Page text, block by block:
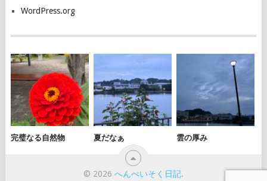
WordPress.org
完璧なる自然物 夏だなぁ 雲の厚み
© 2026 へんぺいそく日記.